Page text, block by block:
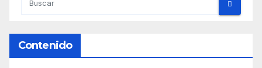
Contenido